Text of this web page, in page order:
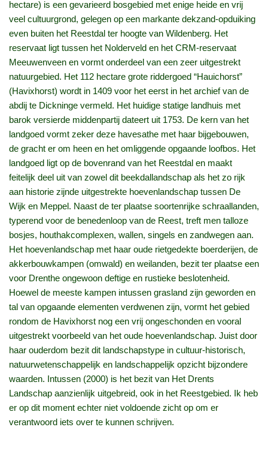
hectare) is een gevarieerd bosgebied met enige heide en vrij
veel cultuurgrond, gelegen op een markante dekzand-opduiking
even buiten het Reestdal ter hoogte van Wildenberg. Het
reservaat ligt tussen het Nolderveld en het CRM-reservaat
Meeuwenveen en vormt onderdeel van een zeer uitgestrekt
natuurgebied. Het 112 hectare grote riddergoed “Hauichorst”
(Havixhorst) wordt in 1409 voor het eerst in het archief van de
abdij te Dickninge vermeld. Het huidige statige landhuis met
barok versierde middenpartij dateert uit 1753. De kern van het
landgoed vormt zeker deze havesathe met haar bijgebouwen,
de gracht er om heen en het omliggende opgaande loofbos. Het
landgoed ligt op de bovenrand van het Reestdal en maakt
feitelijk deel uit van zowel dit beekdallandschap als het zo rijk
aan historie zijnde uitgestrekte hoevenlandschap tussen De
Wijk en Meppel. Naast de ter plaatse soortenrijke schraallanden,
typerend voor de benedenloop van de Reest, treft men talloze
bosjes, houthakcomplexen, wallen, singels en zandwegen aan.
Het hoevenlandschap met haar oude rietgedekte boerderijen, de
akkerbouwkampen (omwald) en weilanden, bezit ter plaatse een
voor Drenthe ongewoon deftige en rustieke beslotenheid.
Hoewel de meeste kampen intussen grasland zijn geworden en
tal van opgaande elementen verdwenen zijn, vormt het gebied
rondom de Havixhorst nog een vrij ongeschonden en vooral
uitgestrekt voorbeeld van het oude hoevenlandschap. Juist door
haar ouderdom bezit dit landschapstype in cultuur-historisch,
natuurwetenschappelijk en landschappelijk opzicht bijzondere
waarden. Intussen (2000) is het bezit van Het Drents
Landschap aanzienlijk uitgebreid, ook in het Reestgebied. Ik heb
er op dit moment echter niet voldoende zicht op om er
verantwoord iets over te kunnen schrijven.